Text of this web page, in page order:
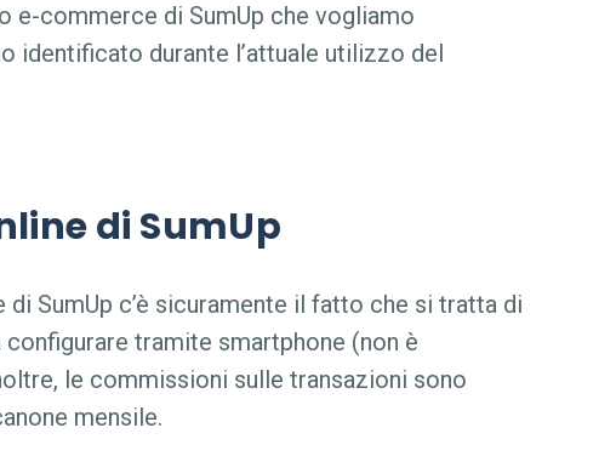
e-commerce di SumUp che vogliamo
identificato durante l’attuale utilizzo del
di SumUp
di SumUp c’è sicuramente il fatto che si tratta di
tramite smartphone (non è
le commissioni sulle transazioni sono
mensile.